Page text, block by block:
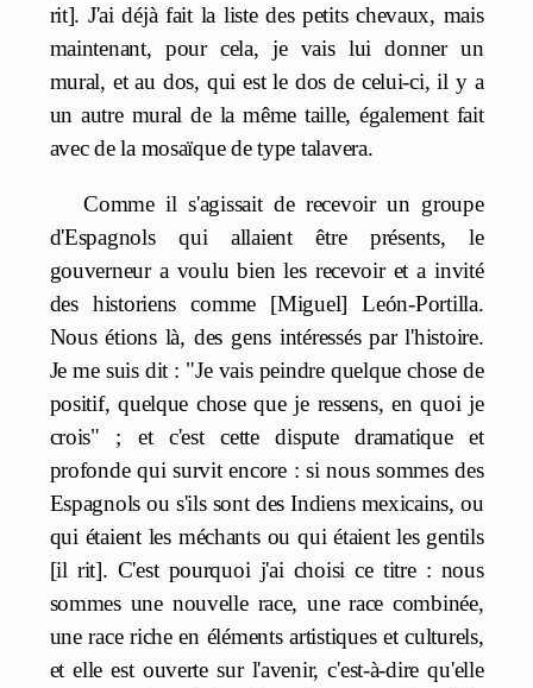
rit]. J'ai déjà fait la liste des petits chevaux, mais
maintenant, pour cela, je vais lui donner un
mural, et au dos, qui est le dos de celui-ci, il y a
un autre mural de la même taille, également fait
avec de la mosaïque de type talavera.
Comme il s'agissait de recevoir un groupe
d'Espagnols qui allaient être présents, le
gouverneur a voulu bien les recevoir et a invité
des historiens comme [Miguel] León-Portilla.
Nous étions là, des gens intéressés par l'histoire.
Je me suis dit : "Je vais peindre quelque chose de
positif, quelque chose que je ressens, en quoi je
crois" ; et c'est cette dispute dramatique et
profonde qui survit encore : si nous sommes des
Espagnols ou s'ils sont des Indiens mexicains, ou
qui étaient les méchants ou qui étaient les gentils
[il rit]. C'est pourquoi j'ai choisi ce titre : nous
sommes une nouvelle race, une race combinée,
une race riche en éléments artistiques et culturels,
et elle est ouverte sur l'avenir, c'est-à-dire qu'elle